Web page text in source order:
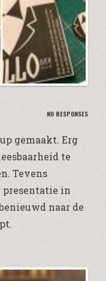
NO RESPONSES
gemaakt. Erg
te
Tevens
presentatie in
naar de